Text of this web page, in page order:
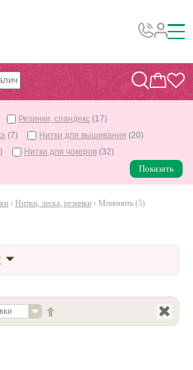
декор
материалы
нитки
фурнитура
Резинки, спандекс (17)
(7) Нитки для вышивания (20)
Нитки для чокеров (32)
Показать
› Нитки, леска, резинки › Мононить (5)